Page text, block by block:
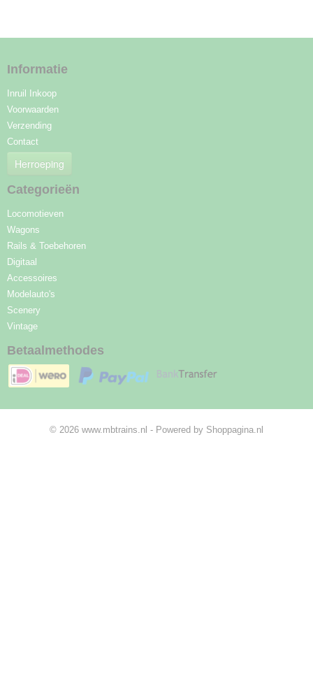
Informatie
Inruil Inkoop
Voorwaarden
Verzending
Contact
Herroeping
Categorieën
Locomotieven
Wagons
Rails & Toebehoren
Digitaal
Accessoires
Modelauto's
Scenery
Vintage
Betaalmethodes
© 2026 www.mbtrains.nl - Powered by Shoppagina.nl